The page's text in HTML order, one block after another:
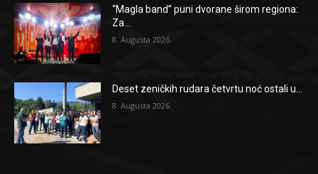
“Magla band” puni dvorane širom regiona:
Za...
8. Augusta 2026.
Deset zeničkih rudara četvrtu noć ostali u...
8. Augusta 2026.